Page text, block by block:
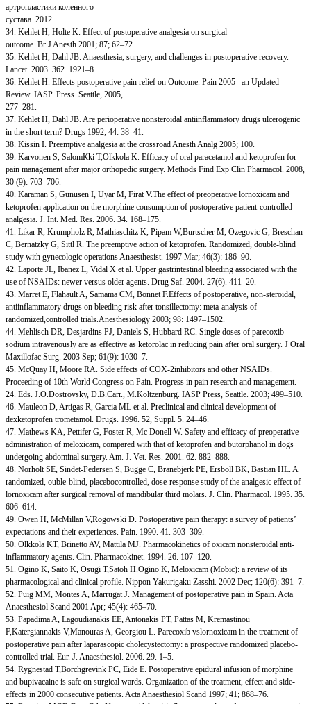
артропластики коленного
сустава. 2012.
34. Kehlet H, Holte K. Effect of postoperative analgesia on surgical
outcome. Br J Anesth 2001; 87; 62–72.
35. Kehlet H, Dahl JB. Anaesthesia, surgery, and challenges in postoperative recovery.
Lancet. 2003. 362. 1921–8.
36. Kehlet H. Effects postoperative pain relief on Outcome. Pain 2005– an Updated
Review. IASP. Press. Seattle, 2005,
277–281.
37. Kehlet H, Dahl JB. Are perioperative nonsteroidal antiinflammatory drugs ulcerogenic
in the short term? Drugs 1992; 44: 38–41.
38. Kissin I. Preemptive analgesia at the crossroad Anesth Analg 2005; 100.
39. Karvonen S, SalomКki T,Olkkola K. Efficacy of oral paracetamol and ketoprofen for
pain management after major orthopedic surgery. Methods Find Exp Clin Pharmacol. 2008,
30 (9): 703–706.
40. Karaman S, Gunusen I, Uyar M, Firat V.The effect of preoperative lornoxicam and
ketoprofen application on the morphine consumption of postoperative patient-controlled
analgesia. J. Int. Med. Res. 2006. 34. 168–175.
41. Likar R, Krumpholz R, Mathiaschitz K, Pipam W,Burtscher M, Ozegovic G, Breschan
C, Bernatzky G, Sittl R. The preemptive action of ketoprofen. Randomized, double-blind
study with gynecologic operations Anaesthesist. 1997 Mar; 46(3): 186–90.
42. Laporte JL, Ibanez L, Vidal X et al. Upper gastrintestinal bleeding associated with the
use of NSAIDs: newer versus older agents. Drug Saf. 2004. 27(6). 411–20.
43. Marret E, Flahault A, Samama CM, Bonnet F.Effects of postoperative, non-steroidal,
antiinflammatory drugs on bleeding risk after tonsillectomy: meta-analysis of
randomized,controlled trials.Anesthesiology 2003; 98: 1497–1502.
44. Mehlisch DR, Desjardins PJ, Daniels S, Hubbard RC. Single doses of parecoxib
sodium intravenously are as effective as ketorolac in reducing pain after oral surgery. J Oral
Maxillofac Surg. 2003 Sep; 61(9): 1030–7.
45. McQuay H, Moore RA. Side effects of COX-2inhibitors and other NSAIDs.
Proceeding of 10th World Congress on Pain. Progress in pain research and management.
24. Eds. J.O.Dostrovsky, D.B.Carr., M.Koltzenburg. IASP Press, Seattle. 2003; 499–510.
46. Mauleon D, Artigas R, Garcia ML et al. Preclinical and clinical development of
dexketoprofen trometamol. Drugs. 1996. 52, Suppl. 5. 24–46.
47. Mathews KA, Pettifer G, Foster R, Mc Donell W. Safety and efficacy of preoperative
administration of meloxicam, compared with that of ketoprofen and butorphanol in dogs
undergoing abdominal surgery. Am. J. Vet. Res. 2001. 62. 882–888.
48. Norholt SE, Sindet-Pedersen S, Bugge C, Branebjerk PE, Ersboll BK, Bastian HL. A
randomized, ouble-blind, placebocontrolled, dose-response study of the analgesic effect of
lornoxicam after surgical removal of mandibular third molars. J. Clin. Pharmacol. 1995. 35.
606–614.
49. Owen H, McMillan V,Rogowski D. Postoperative pain therapy: a survey of patients’
expectations and their experiences. Pain. 1990. 41. 303–309.
50. Olkkola KT, Brinetto AV, Mattila MJ. Pharmacokinetics of oxicam nonsteroidal anti-
inflammatory agents. Clin. Pharmacokinet. 1994. 26. 107–120.
51. Ogino K, Saito K, Osugi T,Satoh H.Ogino K, Meloxicam (Mobic): a review of its
pharmacological and clinical profile. Nippon Yakurigaku Zasshi. 2002 Dec; 120(6): 391–7.
52. Puig MM, Montes A, Marrugat J. Management of postoperative pain in Spain. Acta
Anaesthesiol Scand 2001 Apr; 45(4): 465–70.
53. Papadima A, Lagoudianakis EE, Antonakis PT, Pattas M, Kremastinou
F,Katergiannakis V,Manouras A, Georgiou L. Parecoxib vslornoxicam in the treatment of
postoperative pain after laparascopic cholecystectomy: a prospective randomized placebo-
controlled trial. Eur. J. Anaesthesiol. 2006. 29. 1–5.
54. Rygnestad T,Borchgrevink PC, Eide E. Postoperative epidural infusion of morphine
and bupivacaine is safe on surgical wards. Organization of the treatment, effect and side-
effects in 2000 consecutive patients. Acta Anaesthesiol Scand 1997; 41; 868–76.